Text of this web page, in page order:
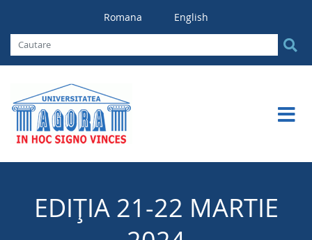
Romana English
EDIȚIA 21-22 MARTIE